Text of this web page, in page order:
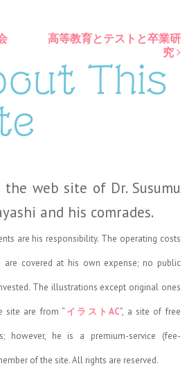
高等教育とテストと卒業研
究
This
web site of Dr. Susumu
and his comrades.
are his responsibility. The operating costs
are covered at his own expense; no public
The illustrations except original ones
site are from “イラストAC”, a site of free
however, he is a premium-service (fee-
of the site. All rights are reserved.